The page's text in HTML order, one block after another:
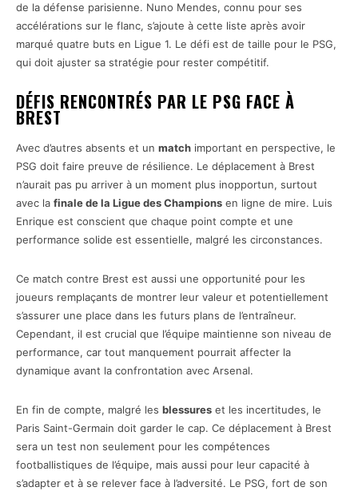
de la défense parisienne. Nuno Mendes, connu pour ses
accélérations sur le flanc, s’ajoute à cette liste après avoir
marqué quatre buts en Ligue 1. Le défi est de taille pour le PSG,
qui doit ajuster sa stratégie pour rester compétitif.
DÉFIS RENCONTRÉS PAR LE PSG FACE À
BREST
Avec d’autres absents et un match important en perspective, le
PSG doit faire preuve de résilience. Le déplacement à Brest
n’aurait pas pu arriver à un moment plus inopportun, surtout
avec la finale de la Ligue des Champions en ligne de mire. Luis
Enrique est conscient que chaque point compte et une
performance solide est essentielle, malgré les circonstances.
Ce match contre Brest est aussi une opportunité pour les
joueurs remplaçants de montrer leur valeur et potentiellement
s’assurer une place dans les futurs plans de l’entraîneur.
Cependant, il est crucial que l’équipe maintienne son niveau de
performance, car tout manquement pourrait affecter la
dynamique avant la confrontation avec Arsenal.
En fin de compte, malgré les blessures et les incertitudes, le
Paris Saint-Germain doit garder le cap. Ce déplacement à Brest
sera un test non seulement pour les compétences
footballistiques de l’équipe, mais aussi pour leur capacité à
s’adapter et à se relever face à l’adversité. Le PSG, fort de son